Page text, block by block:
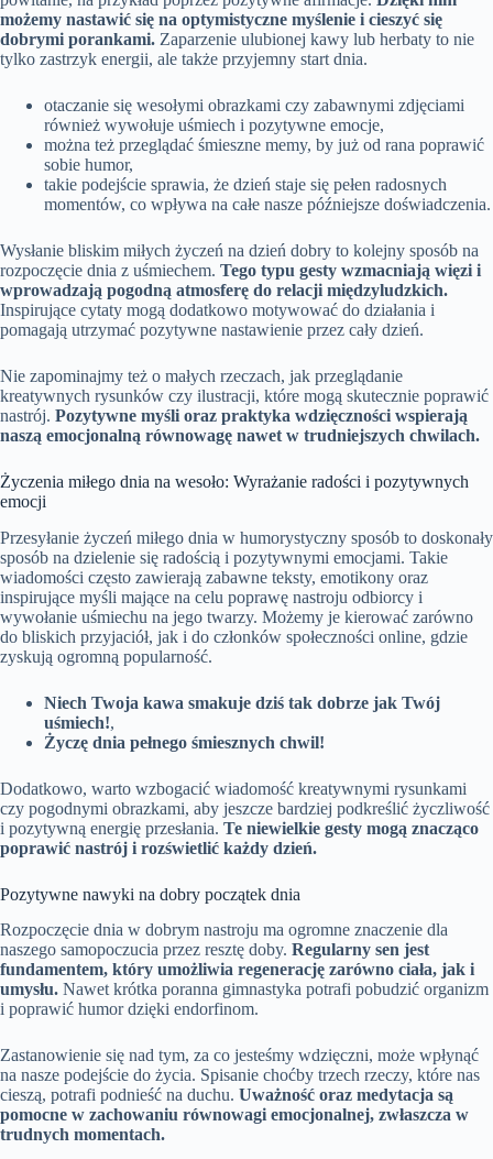
możemy nastawić się na optymistyczne myślenie i cieszyć się
dobrymi porankami. Zaparzenie ulubionej kawy lub herbaty to nie
tylko zastrzyk energii, ale także przyjemny start dnia.
otaczanie się wesołymi obrazkami czy zabawnymi zdjęciami
również wywołuje uśmiech i pozytywne emocje,
można też przeglądać śmieszne memy, by już od rana poprawić
sobie humor,
takie podejście sprawia, że dzień staje się pełen radosnych
momentów, co wpływa na całe nasze późniejsze doświadczenia.
Wysłanie bliskim miłych życzeń na dzień dobry to kolejny sposób na
rozpoczęcie dnia z uśmiechem. Tego typu gesty wzmacniają więzi i
wprowadzają pogodną atmosferę do relacji międzyludzkich.
Inspirujące cytaty mogą dodatkowo motywować do działania i
pomagają utrzymać pozytywne nastawienie przez cały dzień.
Nie zapominajmy też o małych rzeczach, jak przeglądanie
kreatywnych rysunków czy ilustracji, które mogą skutecznie poprawić
nastrój. Pozytywne myśli oraz praktyka wdzięczności wspierają
naszą emocjonalną równowagę nawet w trudniejszych chwilach.
Życzenia miłego dnia na wesoło: Wyrażanie radości i pozytywnych
emocji
Przesyłanie życzeń miłego dnia w humorystyczny sposób to doskonały
sposób na dzielenie się radością i pozytywnymi emocjami. Takie
wiadomości często zawierają zabawne teksty, emotikony oraz
inspirujące myśli mające na celu poprawę nastroju odbiorcy i
wywołanie uśmiechu na jego twarzy. Możemy je kierować zarówno
do bliskich przyjaciół, jak i do członków społeczności online, gdzie
zyskują ogromną popularność.
Niech Twoja kawa smakuje dziś tak dobrze jak Twój
uśmiech!,
Życzę dnia pełnego śmiesznych chwil!
Dodatkowo, warto wzbogacić wiadomość kreatywnymi rysunkami
czy pogodnymi obrazkami, aby jeszcze bardziej podkreślić życzliwość
i pozytywną energię przesłania. Te niewielkie gesty mogą znacząco
poprawić nastrój i rozświetlić każdy dzień.
Pozytywne nawyki na dobry początek dnia
Rozpoczęcie dnia w dobrym nastroju ma ogromne znaczenie dla
naszego samopoczucia przez resztę doby. Regularny sen jest
fundamentem, który umożliwia regenerację zarówno ciała, jak i
umysłu. Nawet krótka poranna gimnastyka potrafi pobudzić organizm
i poprawić humor dzięki endorfinom.
Zastanowienie się nad tym, za co jesteśmy wdzięczni, może wpłynąć
na nasze podejście do życia. Spisanie choćby trzech rzeczy, które nas
cieszą, potrafi podnieść na duchu. Uważność oraz medytacja są
pomocne w zachowaniu równowagi emocjonalnej, zwłaszcza w
trudnych momentach.